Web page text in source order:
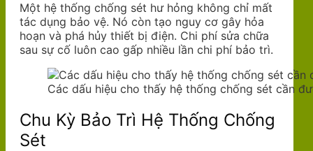
Một hệ thống chống sét hư hỏng không chỉ mất
tác dụng bảo vệ. Nó còn tạo nguy cơ gây hỏa
hoạn và phá hủy thiết bị điện. Chi phí sửa chữa
sau sự cố luôn cao gấp nhiều lần chi phí bảo trì.
Các dấu hiệu cho thấy hệ thống chống sét cần
Chu Kỳ Bảo Trì Hệ Thống Chống
Sét